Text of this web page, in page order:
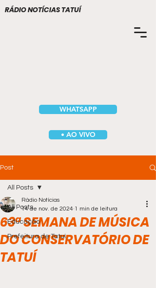
WHATSAPP
RÁDIO NOTÍCIAS TATUÍ
• AO VIVO
Post
All Posts
Educação
Prefeitura de Tatuí
All Posts
63ª SEMANA DE MÚSICA
DO CONSERVATÓRIO DE
TATUÍ
Rádio Notícias
14 de nov. de 2024 1 min de leitura